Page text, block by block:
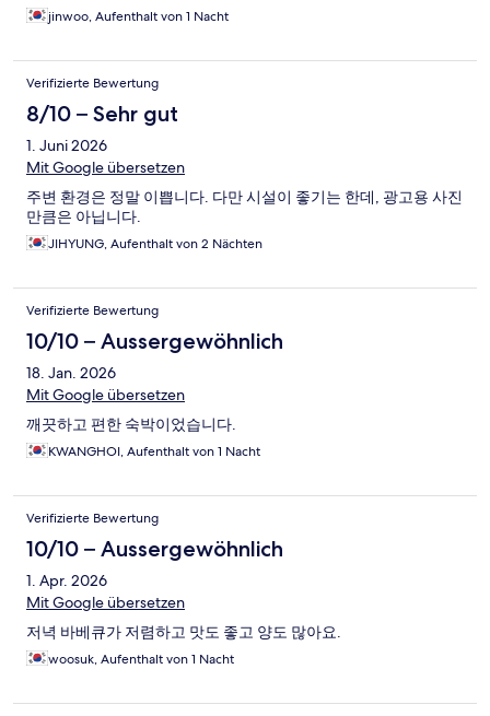
jinwoo, Aufenthalt von 1 Nacht
Verifizierte Bewertung
8/10 – Sehr gut
1. Juni 2026
Mit Google übersetzen
주변 환경은 정말 이쁩니다. 다만 시설이 좋기는 한데, 광고용 사진
만큼은 아닙니다.
JIHYUNG, Aufenthalt von 2 Nächten
Verifizierte Bewertung
10/10 – Aussergewöhnlich
18. Jan. 2026
Mit Google übersetzen
깨끗하고 편한 숙박이었습니다.
KWANGHOI, Aufenthalt von 1 Nacht
Verifizierte Bewertung
10/10 – Aussergewöhnlich
1. Apr. 2026
Mit Google übersetzen
저녁 바베큐가 저렴하고 맛도 좋고 양도 많아요.
woosuk, Aufenthalt von 1 Nacht